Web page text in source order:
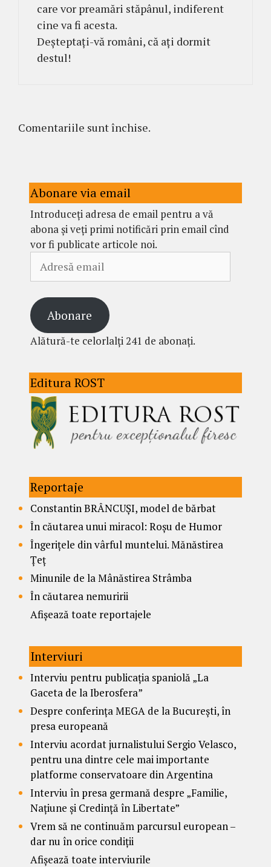
care vor preamări stăpânul, indiferent
cine va fi acesta.
Deșteptați-vă români, că ați dormit
destul!
Comentariile sunt închise.
Abonare via email
Introduceți adresa de email pentru a vă
abona și veți primi notificări prin email cînd
vor fi publicate articole noi.
email
Abonare
Alătură-te celorlalți 241 de abonați.
Editura ROST
Reportaje
Constantin BRÂNCUȘI, model de bărbat
În căutarea unui miracol: Roșu de Humor
Îngerițele din vârful muntelui. Mănăstirea
Țeț
Minunile de la Mânăstirea Strâmba
În căutarea nemuririi
Afișează toate reportajele
Interviuri
Interviu pentru publicația spaniolă „La
Gaceta de la Iberosfera”
Despre conferința MEGA de la București, în
presa europeană
Interviu acordat jurnalistului Sergio Velasco,
pentru una dintre cele mai importante
platforme conservatoare din Argentina
Interviu în presa germană despre „Familie,
Națiune și Credință în Libertate”
Vrem să ne continuăm parcursul european –
dar nu în orice condiții
Afișează toate interviurile